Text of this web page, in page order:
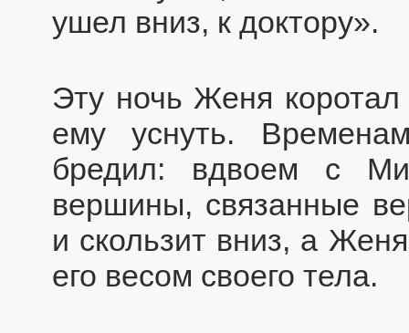
ушел вниз, к доктору».
Эту ночь Женя
ему уснуть.
бредил: вдвоем с
вершины, связанные
и скользит вниз, а
его весом своего тела.